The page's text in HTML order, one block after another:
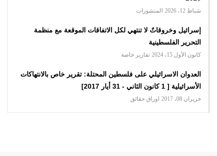
شباط 12، 2026 المنشورات
إسرائيل وخروقاتٌ لا تنتهي لكل الاتفاقات الموقعة مع منظمة
التحرير الفلسطينية
كانون الأول 15، 2024 تقارير خاصة
العدوان الاسرائیلي على فلسطین المحتلة: تقریر خاص بالانتهاكات
الأسرائیلیة [ 1 كانون الثاني - 31 أيار 2017]
حزيران 08، 2017 اوراق حقائق